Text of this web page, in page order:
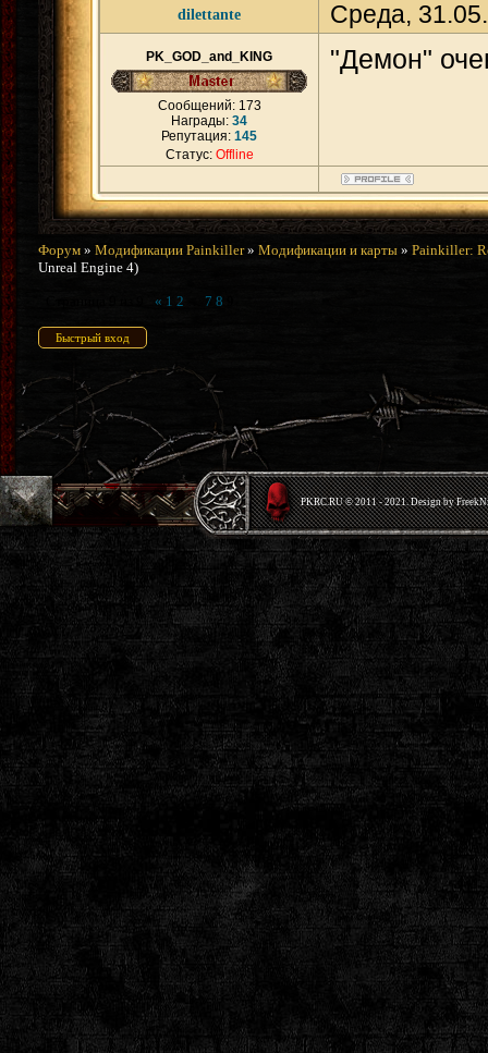
dilettante Среда,
PK_GOD_and_KING
Сообщений: 173
Награды: 34
Репутация: 145
Статус: Offline
"Демон"
Форум » Модификации Painkiller » Модификации и карты » Painkiller:
Unreal Engine 4)
« 1 2 7 8
PKRС.RU © 2011 - 2021. Design by